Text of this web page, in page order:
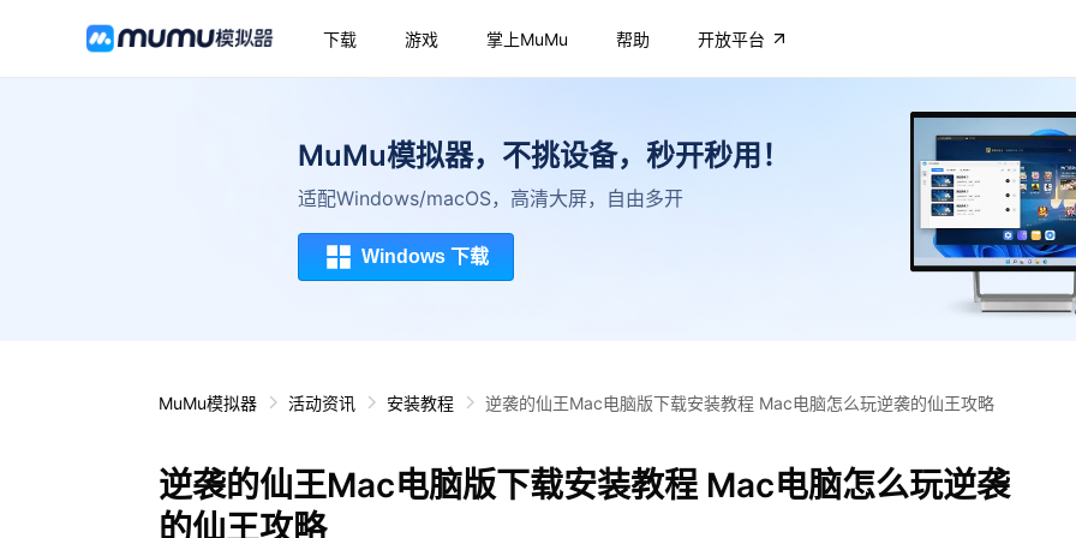
下载 游戏 掌上MuMu 帮助 开放平台
MuMu模拟器，不挑设备，秒开秒用！
适配Windows/macOS，高清大屏，自由多开
Windows 下载
MuMu模拟器 活动资讯 安装教程 逆袭的仙王Mac电脑版下载安装教程 Mac电脑怎么玩逆袭的仙王攻略
逆袭的仙王Mac电脑版下载安装教程 Mac电脑怎么玩逆袭
的仙王攻略